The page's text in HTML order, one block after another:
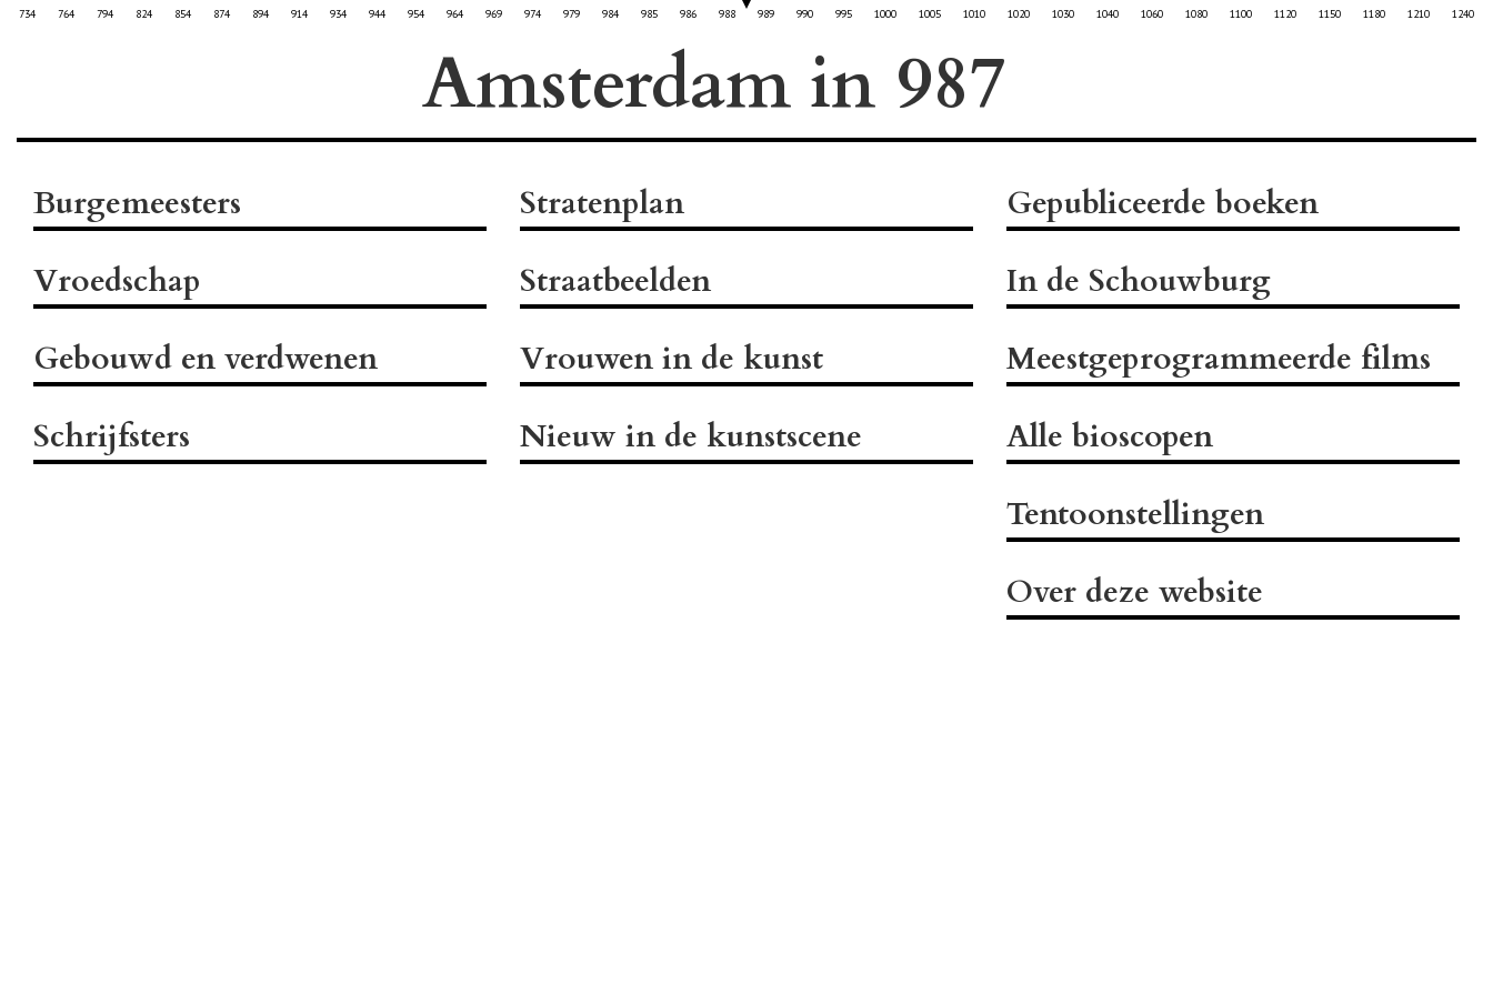
734 764 794 824 854 874 894 914 934 944 954 964 969 974 979 984 985 986 988 989 990 995 1000 1005 1010 1020 1030 1040 1060 1080 1100 1120 1150 1180 1210 1240
Amsterdam in
Burgemeesters
Vroedschap
Gebouwd en verdwenen
Schrijfsters
Stratenplan
Straatbeelden
Vrouwen in de kunst
Nieuw in de kunstscene
Gepubliceerde boeken
In de Schouwburg
Meestgeprogrammeerde films
Alle bioscopen
Tentoonstellingen
Over deze website